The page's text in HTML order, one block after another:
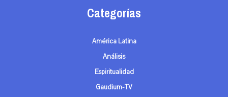
Categorías
América Latina
Análisis
Espiritualidad
Gaudium-TV